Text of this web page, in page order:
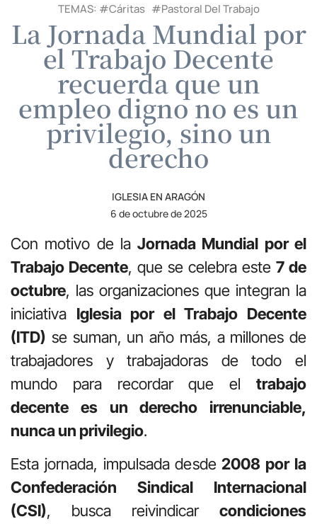
TEMAS: #Cáritas#Pastoral Del Trabajo
La Jornada Mundial por
el Trabajo Decente
recuerda que un
empleo digno no es un
privilegio, sino un
derecho
IGLESIA EN ARAGÓN
6 de octubre de 2025
Con motivo de laJornada Mundial por el
Trabajo Decente, que se celebra este 7 de
octubre, las organizaciones que integran la
iniciativa Iglesia por el Trabajo Decente
(ITD) se suman, un año más, a millones de
trabajadores y trabajadoras de todo el
mundo para recordar que el trabajo
decente es un derecho irrenunciable,
nunca un privilegio.
Esta jornada, impulsada desde2008 por la
Confederación Sindical Internacional
(CSI), busca reivindicar condiciones